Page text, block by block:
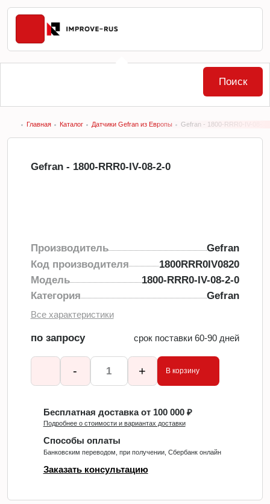
Главная Каталог Датчики Gefran из Европы Gefran - 1800-RRR0-IV-08-2-
Gefran - 1800-RRR0-IV-08-2-0
Производитель
Gefran
Код производителя
1800RRR0IV0820
Модель
1800-RRR0-IV-08-2-0
Категория
Gefran
Все характеристики
по запросу срок поставки 60-90 дней
- + В корзину
Бесплатная доставка от 100 000 ₽
Подробнее о стоимости и вариантах доставки
Способы оплаты
Банковским переводом, при получении, Сбербанк онлайн
Заказать консультацию
Поиск